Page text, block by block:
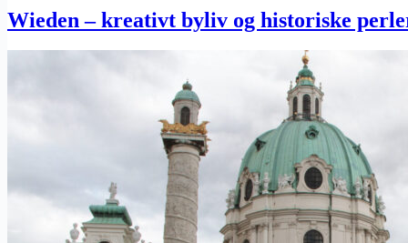
Wieden – kreativt byliv og historiske